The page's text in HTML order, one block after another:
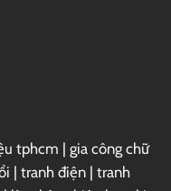
tphcm | gia công chữ
| tranh điện | tranh